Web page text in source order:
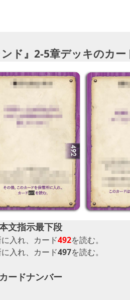
ド』2-5章デッキのカー
文指示最下段
入れ、カード492を読む。
入れ、カード497を読む。
ードナンバー